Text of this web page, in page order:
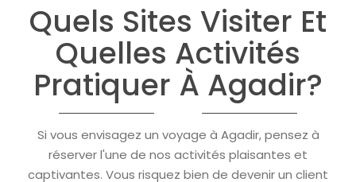
Quels Sites Visiter Et
Quelles Activités
Pratiquer À Agadir?
Si vous envisagez un voyage à Agadir, pensez à
réserver l'une de nos activités plaisantes et
captivantes. Vous risquez bien de devenir un client